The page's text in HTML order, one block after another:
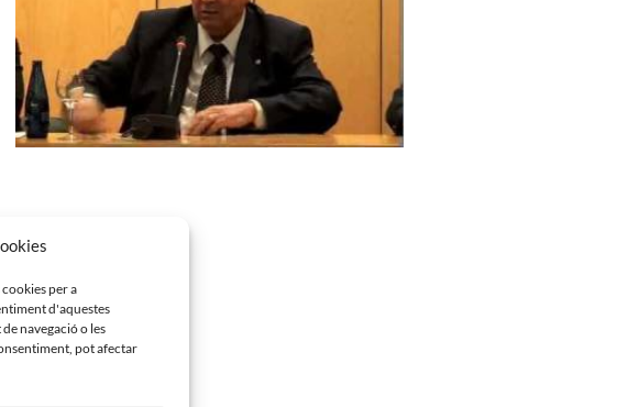
per a
d'aquestes
navegació o les
pot afectar